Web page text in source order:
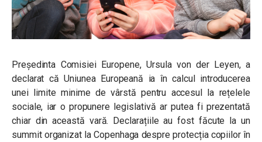
Președinta Comisiei Europene, Ursula von der Leyen, a
declarat că Uniunea Europeană ia în calcul introducerea
unei limite minime de vârstă pentru accesul la rețelele
sociale, iar o propunere legislativă ar putea fi prezentată
chiar din această vară. Declarațiile au fost făcute la un
summit organizat la Copenhaga despre protecția copiilor în